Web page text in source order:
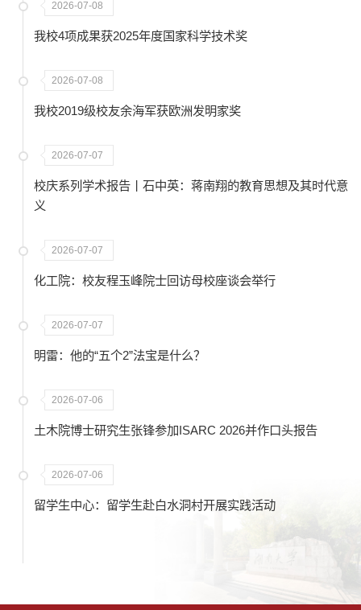
2026-07-08
我校4项成果获2025年度国家科学技术奖
2026-07-08
我校2019级校友余海军获欧洲发明家奖
2026-07-07
校庆系列学术报告丨石中英：蒋南翔的教育思想及其时代意
义
2026-07-07
化工院：校友程玉峰院士回访母校座谈会举行
2026-07-07
明雷：他的“五个2”法宝是什么？
2026-07-06
土木院博士研究生张锋参加ISARC 2026并作口头报告
2026-07-06
留学生中心：留学生赴白水洞村开展实践活动